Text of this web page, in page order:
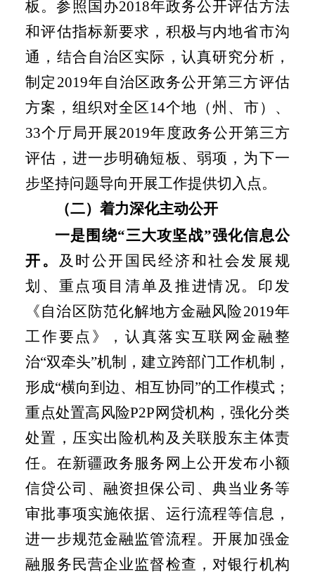
板。参照国办2018年政务公开评估方法
和评估指标新要求，积极与内地省市沟
通，结合自治区实际，认真研究分析，
制定 2019年自治区政务公开第三方评估
方案，组织对全区14个地（州、市）、
33个厅局开展2019年度政务公开第三方
评估，进一步明确短板、弱项，为下一
步坚持问题导向开展工作提供切入点。
（二）着力深化主动公开
一是 围绕“三大攻坚战”强化信息公
开。
及时公开国民经济和社会发展规
划、重点项目清单及推进情况。印发
《自治区防范化解地方金融风险2019年
工作要点》，认真落实互联网金融整
治“双牵头”机制，建立跨部门工作机制，
形成“横向到边、相互协同”的工作模式；
重点处置高风险P2P 网贷机构，强化分类
处置，压实出险机构及关联股东主体责
任。在新疆政务服务网上公开发布小额
信贷公司、融资担保公司、典当业务等
审批事项实施依据、运行流程等信息，
进一步规范金融监管流程。开展加强金
融服务民营企业监督检查，对银行机构